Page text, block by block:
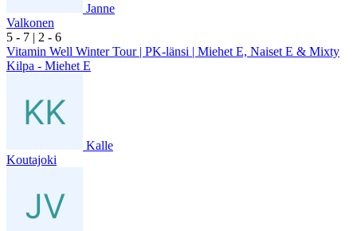
Janne
Valkonen
5 - 7 | 2 - 6
Vitamin Well Winter Tour | PK-länsi | Miehet E, Naiset E & Mixty
Kilpa - Miehet E
Kalle
Koutajoki